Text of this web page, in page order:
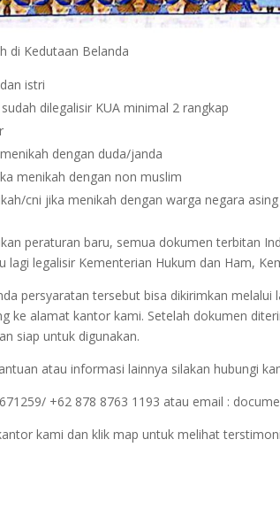
di Kedutaan Belanda
istri
dilegalisir KUA minimal 2 rangkap
dengan duda/janda
menikah dengan non muslim
cni jika menikah dengan warga negara asing
peraturan baru, semua dokumen terbitan
lagi legalisir Kementerian Hukum dan Ham,
persyaratan tersebut bisa dikirimkan
ke alamat kantor kami. Setelah dokumen
siap untuk digunakan.
atau informasi lainnya silakan hubungi
+62 878 8763 1193 atau email :
kami dan klik map untuk melihat